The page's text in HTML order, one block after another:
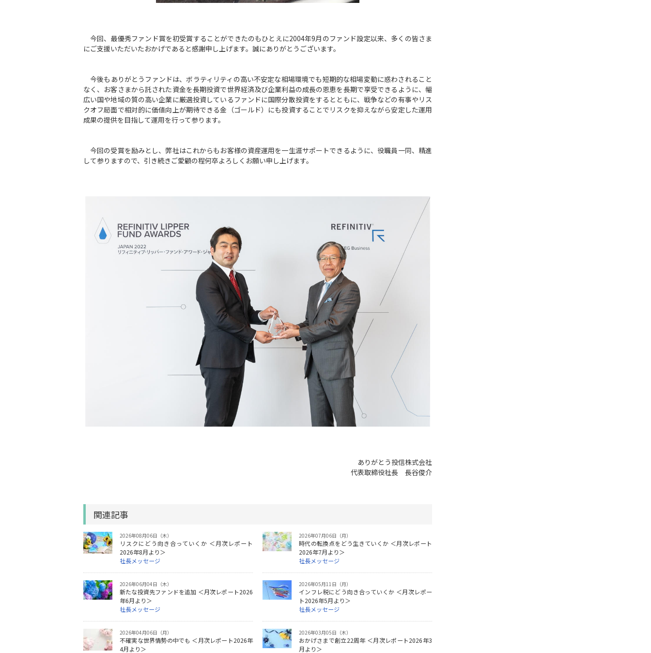
今回、最優秀ファンド賞を初受賞することができたのもひとえに2004年9月のファンド設定以来、多くの皆さま
にご支援いただいたおかげであると感謝申し上げます。誠にありがとうございます。
今後もありがとうファンドは、ボラティリティの高い不安定な相場環境でも短期的な相場変動に惑わされること
なく、お客さまから託された資金を長期投資で世界経済及び企業利益の成長の恩恵を長期で享受できるように、幅
広い国や地域の質の高い企業に厳選投資しているファンドに国際分散投資をするとともに、戦争などの有事やリス
クオフ局面で相対的に価値向上が期待できる金（ゴールド）にも投資することでリスクを抑えながら安定した運用
成果の提供を目指して運用を行って参ります。
今回の受賞を励みとし、弊社はこれからもお客様の資産運用を一生涯サポートできるように、役職員一同、精進
して参りますので、引き続きご愛顧の程何卒よろしくお願い申し上げます。
ありがとう投信株式会社
代表取締役社長 長谷俊介
関連記事
2026年08月06日（木）
リスクにどう向き合っていくか ＜月次レポート
2026年8月より＞
社長メッセージ
2026年07月06日（月）
時代の転換点をどう生きていくか ＜月次レポート
2026年7月より＞
社長メッセージ
2026年06月04日（木）
新たな投資先ファンドを追加 ＜月次レポート2026
年6月より＞
社長メッセージ
2026年05月11日（月）
インフレ税にどう向き合っていくか ＜月次レポー
ト2026年5月より＞
社長メッセージ
2026年04月06日（月）
不確実な世界情勢の中でも ＜月次レポート2026年
4月より＞
2026年03月05日（木）
おかげさまで創立22周年 ＜月次レポート2026年3
月より＞